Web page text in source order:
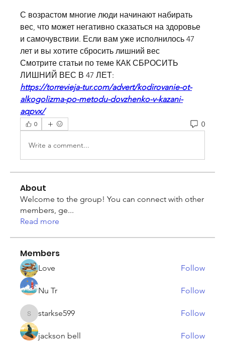
С возрастом многие люди начинают набирать
вес, что может негативно сказаться на здоровье
и самочувствии. Если вам уже исполнилось 47
лет и вы хотите сбросить лишний вес
Смотрите статьи по теме КАК СБРОСИТЬ
ЛИШНИЙ ВЕС В 47 ЛЕТ:
https://torrevieja-tur.com/advert/kodirovanie-ot-
alkogolizma-po-metodu-dovzhenko-v-kazani-
aqpvx/
0 0
Write a comment...
About
Welcome to the group! You can connect with other
members, ge...
Read more
Members
Love Follow
Nu Tr Follow
starkse599
starkse599 Follow
jackson bell Follow